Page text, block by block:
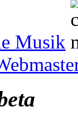
Musik